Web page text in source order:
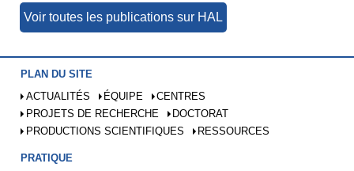
Voir toutes les publications sur HAL
PLAN DU SITE
ACTUALITÉS
ÉQUIPE
CENTRES
PROJETS DE RECHERCHE
DOCTORAT
PRODUCTIONS SCIENTIFIQUES
RESSOURCES
PRATIQUE